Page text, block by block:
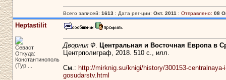
Всего записей: 1613: Дата рег-ции: Окт. 2011 : Отправлено: 08
Heptastilit
Севаст
Откуда:
Константинополь
(Тур ...
Дворник Ф. Центральная и Восточная Европа в
Центрполиграф, 2018. 510 с., илл.
См.: http://mirknig.su/knigi/history/300153-
gosudarstv.html